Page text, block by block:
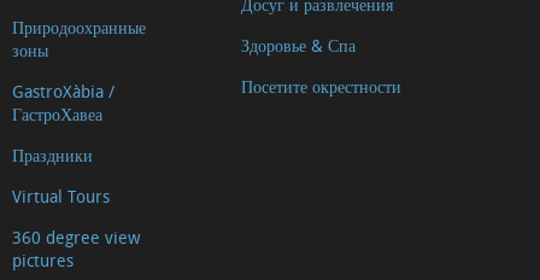
Природоохранные
зоны
GastroXàbia /
ГастроХавеа
Праздники
Virtual Tours
360 degree view
pictures
Досуг и развлечения
Здоровье & Спа
Посетите окрестности